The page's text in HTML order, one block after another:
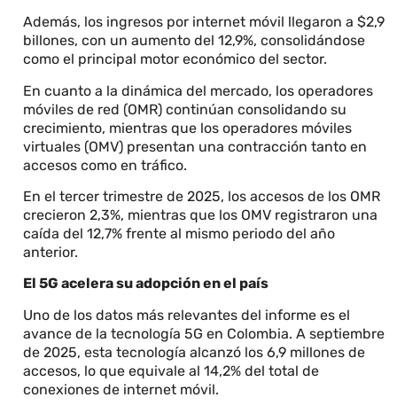
Además, los ingresos por internet móvil llegaron a $2,9
billones, con un aumento del 12,9%, consolidándose
como el principal motor económico del sector.
En cuanto a la dinámica del mercado, los operadores
móviles de red (OMR) continúan consolidando su
crecimiento, mientras que los operadores móviles
virtuales (OMV) presentan una contracción tanto en
accesos como en tráfico.
En el tercer trimestre de 2025, los accesos de los OMR
crecieron 2,3%, mientras que los OMV registraron una
caída del 12,7% frente al mismo periodo del año
anterior.
El 5G acelera su adopción en el país
Uno de los datos más relevantes del informe es el
avance de la tecnología 5G en Colombia. A septiembre
de 2025, esta tecnología alcanzó los 6,9 millones de
accesos, lo que equivale al 14,2% del total de
conexiones de internet móvil.